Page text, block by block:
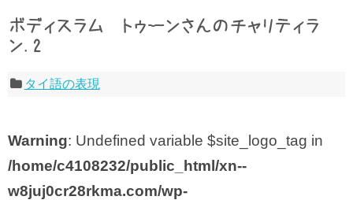
ボディスラム トゥーンさんのチャリティラ
ン.2
タイ語の表現
Warning: Undefined variable $site_logo_tag in
/home/c4108232/public_html/xn--
w8juj0cr28rkma.com/wp-